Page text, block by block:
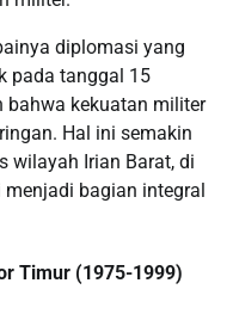
diplomasi yang
pada tanggal 15
bahwa kekuatan militer
Hal ini semakin
wilayah Irian Barat, di
bagian integral
Timur (1975-1999)